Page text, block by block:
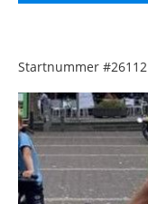
Startnummer #26112